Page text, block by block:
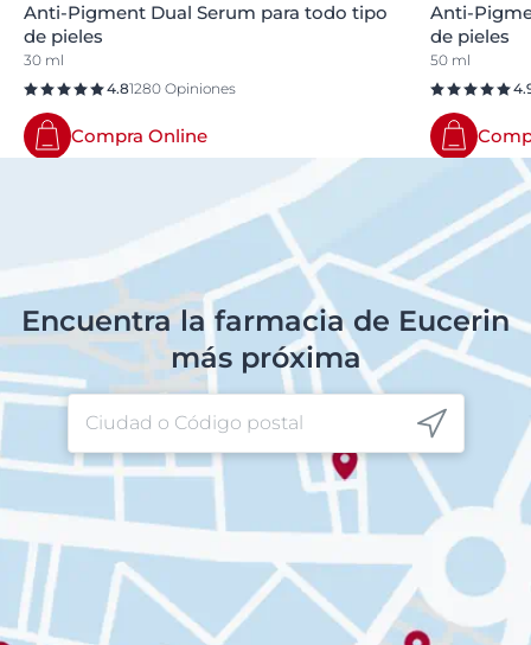
Anti-Pigment Dual Serum para todo tipo
de pieles
30 ml
4.81280 Opiniones
Compra Online
Anti-
de pieles
50 ml
Encuentra la farmacia de Eucerin
más próxima